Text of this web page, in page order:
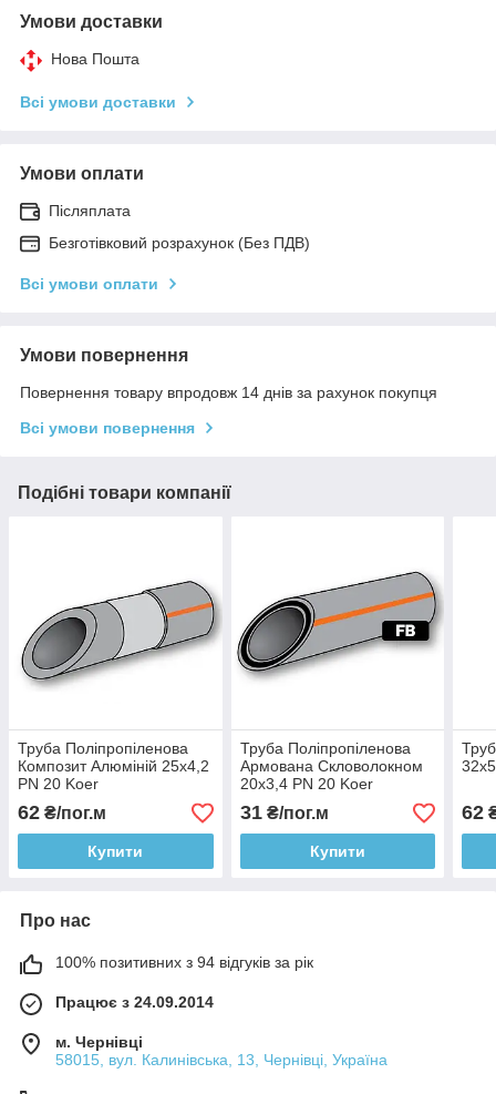
Умови доставки
Нова Пошта
Всі умови доставки
Умови оплати
Післяплата
Безготівковий розрахунок (Без ПДВ)
Всі умови оплати
Умови повернення
Повернення товару впродовж 14 днів за рахунок покупця
Всі умови повернення
Подібні товари компанії
Труба Поліпропіленова
Композит Алюміній 25х4,2
PN 20 Koer
62 ₴/пог.м
Купити
Труба Поліпропіленова
Армована Скловолокном
20х3,4 PN 20 Koer
31₴/пог.м
Купити
62
Про нас
100% позитивних з 94 відгуків за рік
Працює з 24.09.2014
м. Чернівці
58015, вул. Калинівська, 13, Чернівці, Україна